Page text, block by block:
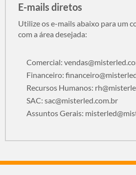
E-mails diretos
Utilize os e-mails abaixo para um
com a área desejada:
Comercial:
Financeiro:
Recursos Humanos:
SAC: sac@misterled.com.br
Assuntos Gerais: